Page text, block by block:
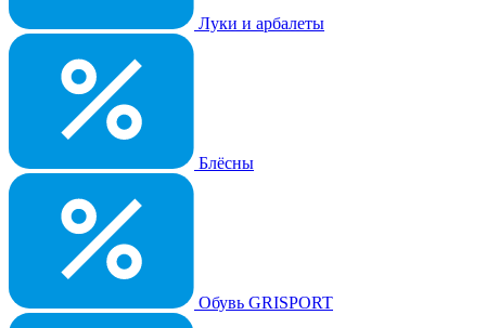
Луки и арбалеты
Блёсны
Обувь GRISPORT